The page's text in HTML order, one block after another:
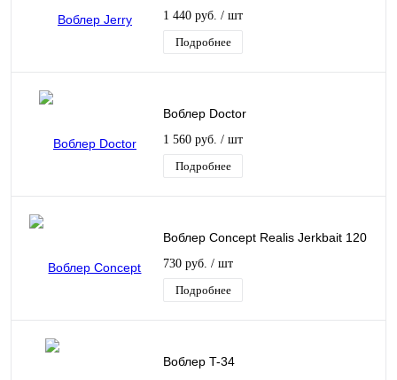
1 440 руб. / шт
Подробнее
Воблер Doctor
1 560 руб. / шт
Подробнее
Воблер Concept Realis Jerkbait 120
730 руб. / шт
Подробнее
Воблер T-34